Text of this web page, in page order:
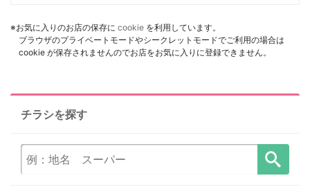
※お気に入りのお店の保存に cookie を利用しています。
ブラウザのプライベートモードやシークレットモードでご利用の場合は
cookie が保存されませんのでお店をお気に入りに登録できません。
チラシを探す